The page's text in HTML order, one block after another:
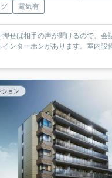
電気有
押せば相手の声が聞けるので、会
インターホンがあります。室内設
ション